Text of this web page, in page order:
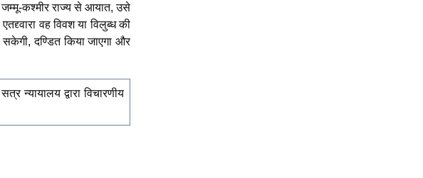
कश्मीर राज्य से आयात, उसे
वह विवश या विलुब्ध की
दण्डित किया जाएगा और
न्यायालय द्वारा विचारणीय